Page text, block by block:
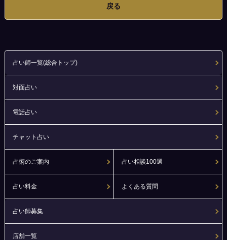
戻る
占い師一覧(総合トップ)
対面占い
電話占い
チャット占い
占術のご案内 占い相談100選
占い料金 よくある質問
占い師募集
店舗一覧